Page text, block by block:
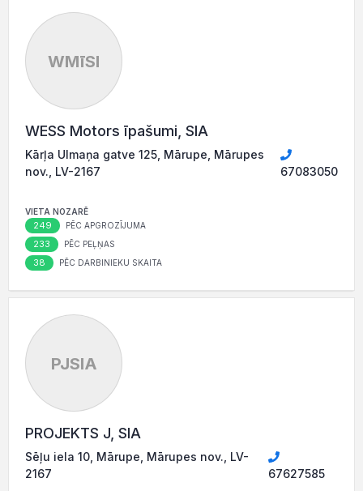
WMīSI
WESS Motors īpašumi, SIA
Kārļa Ulmaņa gatve 125, Mārupe, Mārupes
nov., LV-2167
67083050
VIETA NOZARĒ
249 PĒC APGROZĪJUMA
233 PĒC PEĻŅAS
38 PĒC DARBINIEKU SKAITA
PJSIA
PROJEKTS J, SIA
Sēļu iela 10, Mārupe, Mārupes nov., LV-
2167
67627585